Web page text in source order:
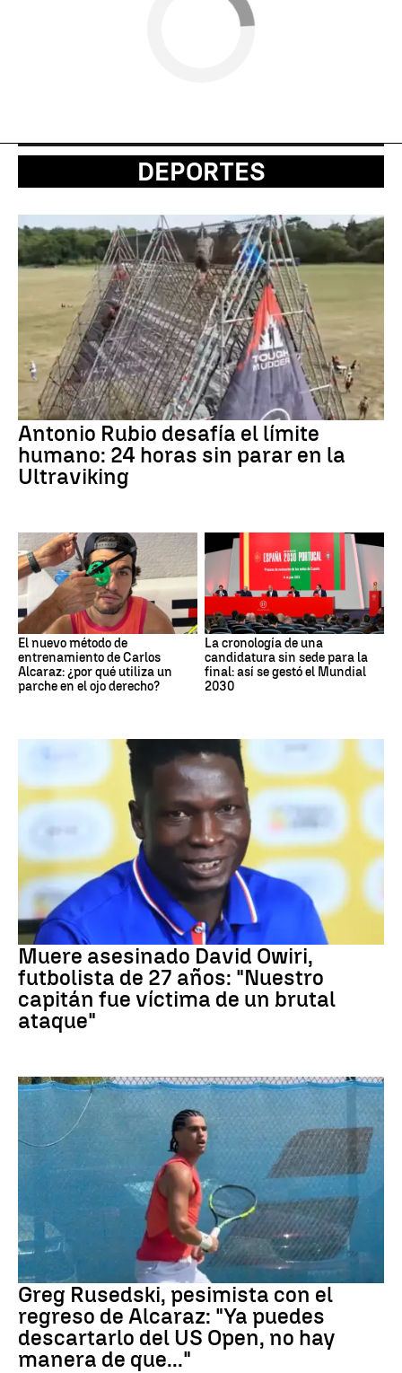
DEPORTES
Antonio Rubio desafía el límite
humano: 24 horas sin parar en la
Ultraviking
El nuevo método de
entrenamiento de Carlos
Alcaraz: ¿por qué utiliza un
parche en el ojo derecho?
La cronología de una
candidatura sin sede para la
final: así se gestó el Mundial
2030
Fútbol
Muere asesinado David Owiri,
futbolista de 27 años: "Nuestro
capitán fue víctima de un brutal
ataque"
Greg Rusedski, pesimista con el
regreso de Alcaraz: "Ya puedes
descartarlo del US Open, no hay
manera de que..."